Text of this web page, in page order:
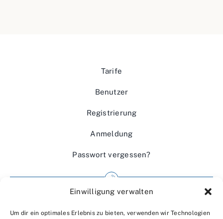
Einwilligung verwalten
Um dir ein optimales Erlebnis zu bieten, verwenden wir Technologien
Tarife
Benutzer
Registrierung
Anmeldung
Passwort vergessen?